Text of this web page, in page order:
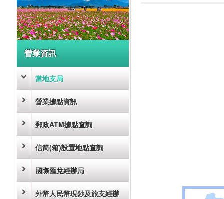
營業資訊
當地支局
營業據點資訊
郵政ATM據點查詢
信筒(箱)設置地點查詢
國際匯兌經辦局
外幣人民幣現鈔及旅支經辦